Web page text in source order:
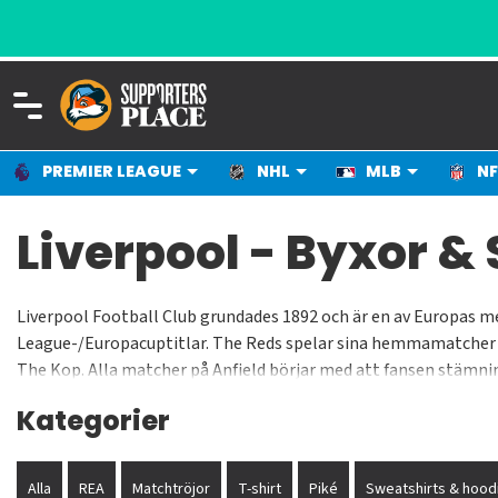
PREMIER LEAGUE NHL MLB
Liverpool - Byxor &
Liverpool Football Club grundades 1892 och är en av
League-/Europacuptitlar. The Reds spelar sina
The Kop. Alla matcher på Anfield börjar med att fansen
Carragher, Ray Clemence, Emilyn Hughes, Phil Neal, Tommy
Kategorier
Alla REA Matchtröjor T-shirt Piké Sweatshirts &